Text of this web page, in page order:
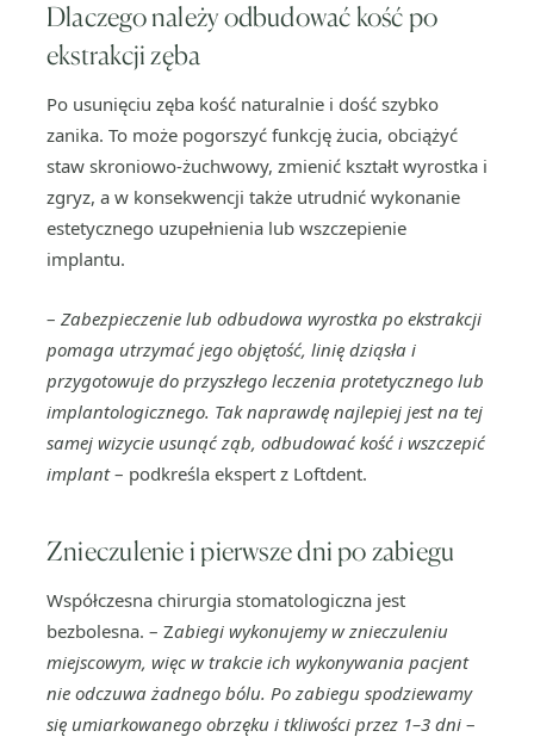
Dlaczego należy odbudować kość po
ekstrakcji zęba
Po usunięciu zęba kość naturalnie i dość szybko
zanika. To może pogorszyć funkcję żucia, obciążyć
staw skroniowo-żuchwowy, zmienić kształt wyrostka i
zgryz, a w konsekwencji także utrudnić wykonanie
estetycznego uzupełnienia lub wszczepienie
implantu.
– Zabezpieczenie lub odbudowa wyrostka po ekstrakcji
pomaga utrzymać jego objętość, linię dziąsła i
przygotowuje do przyszłego leczenia protetycznego lub
implantologicznego. Tak naprawdę najlepiej jest na tej
samej wizycie usunąć ząb, odbudować kość i wszczepić
implant– podkreśla ekspert z Loftdent.
Znieczulenie i pierwsze dni po zabiegu
Współczesna chirurgia stomatologiczna jest
bezbolesna. – Zabiegi wykonujemy w znieczuleniu
miejscowym, więc w trakcie ich wykonywania pacjent
nie odczuwa żadnego bólu. Po zabiegu spodziewamy
się umiarkowanego obrzęku i tkliwości przez 1–3 dni –